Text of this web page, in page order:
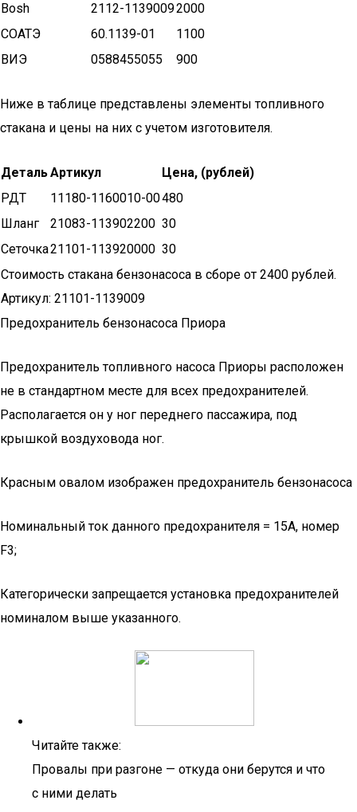
Bosh
2112-11390092000
СОАТЭ
60.1139-01
1100
ВИЭ
0588455055 900
Ниже в таблице представлены элементы топливного
стакана и цены на них с учетом изготовителя.
ДетальАртикул
Цена, (рублей)
РДТ
11180-1160010-00480
Шланг
21083-113902200 30
Сеточка21101-113920000 30
Стоимость стакана бензонасоса в сборе от 2400 рублей.
Артикул: 21101-1139009
Предохранитель бензонасоса Приора
Предохранитель топливного насоса Приоры расположен
не в стандартном месте для всех предохранителей.
Располагается он у ног переднего пассажира, под
крышкой воздуховода ног.
Красным овалом изображен предохранитель бензонасоса
Номинальный ток данного предохранителя = 15А, номер
F3;
Категорически запрещается установка предохранителей
номиналом выше указанного.
Читайте также:
Провалы при разгоне — откуда они берутся и что
с ними делать